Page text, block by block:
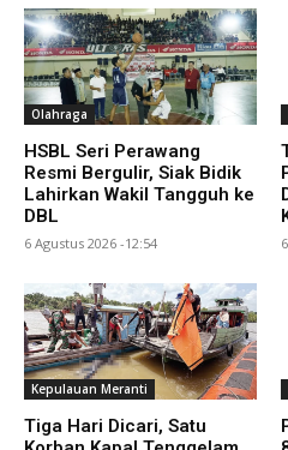
Olahraga
HSBL Seri Perawang
Resmi Bergulir, Siak Bidik
Lahirkan Wakil Tangguh ke
DBL
6 Agustus 2026 -12:54
Kepulauan Meranti
Tiga Hari Dicari, Satu